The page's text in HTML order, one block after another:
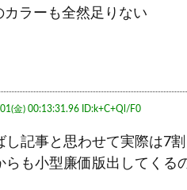
カラーも全然足りない
金) 00:13:31.96 ID:k+C+Ql/F0
し記事と思わせて実際は7
らも小型廉価版出してくる